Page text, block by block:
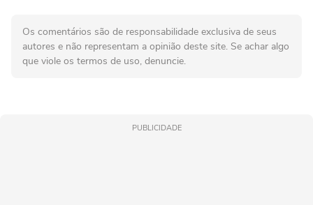
Os comentários são de responsabilidade exclusiva de seus
autores e não representam a opinião deste site. Se achar algo
que viole os termos de uso, denuncie.
PUBLICIDADE